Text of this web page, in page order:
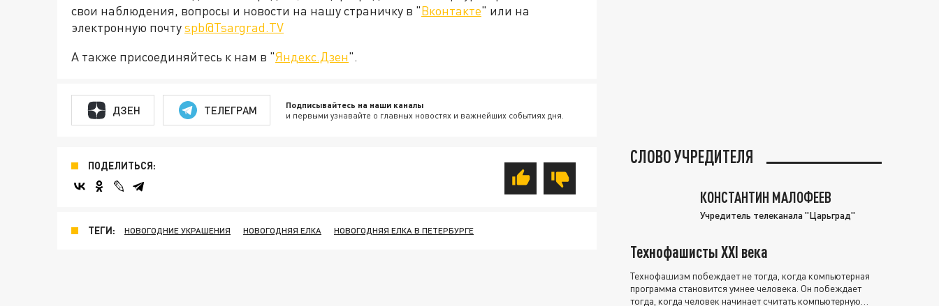
свои наблюдения, вопросы и новости на нашу страничку в "Вконтакте" или на
электронную почтуspb@Tsargrad.TV
А также присоединяйтесь к нам в "Яндекс.Дзен".
ДЗЕН ТЕЛЕГРАМ Подписывайтесь на наши каналы
и первыми узнавайте о главных новостях и важнейших событиях дня.
ПОДЕЛИТЬСЯ:
ТЕГИ: НОВОГОДНИЕ УКРАШЕНИЯ НОВОГОДНЯЯ ЕЛКА НОВОГОДНЯЯ ЕЛКА В ПЕТЕРБУРГЕ
СЛОВО УЧРЕДИТЕЛЯ
КОНСТАНТИН МАЛОФЕЕВ
Учредитель телеканала "Царьград"
Технофашисты XXI века
Технофашизм побеждает не тогда, когда компьютерная
программа становится умнее человека. Он побеждает
тогда, когда человек начинает считать компьютерную